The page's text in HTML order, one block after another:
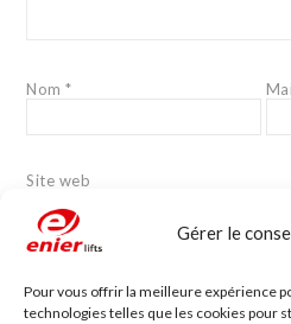
Gérer le
Pour vous offrir la meilleure expérience
technologies telles que les cookies pour
Nom*
Site web